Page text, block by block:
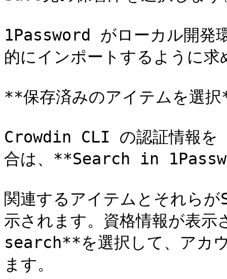
1Password がローカル開発
的にインポートするように求
**保存済みのアイテムを選
Crowdin CLI の認証情報を
合は、**Search in
関連するアイテムとそれら
示されます。資格情報が表
search**を選択して、アカ
ます。